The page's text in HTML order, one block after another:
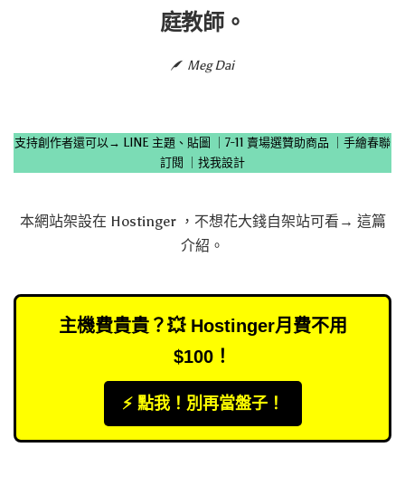
庭教師。
Meg Dai
支持創作者還可以→ LINE 主題、貼圖 7-11 賣場選贊助商品
手繪春聯
訂閱
找我設計
本網站架設在 Hostinger，不想花大錢自架站可看→ 這篇
介紹 。
主機費貴貴？💥 Hostinger月費不用
$100！
⚡️ 點我！別再當盤子！